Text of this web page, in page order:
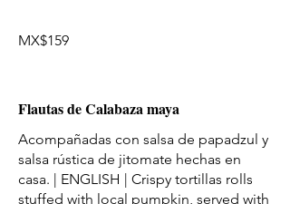
MX$159
Flautas de Calabaza maya
Acompañadas con salsa de papadzul y
salsa rústica de jitomate hechas en
casa. | ENGLISH | Crispy tortillas rolls
stuffed with local pumpkin, served with